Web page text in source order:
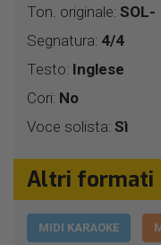
Ton. originale: SOL-
Segnatura: 4/4
Testo: Inglese
Cori: No
Voce solista: Sì
Altri formati
MIDI KARAOKE